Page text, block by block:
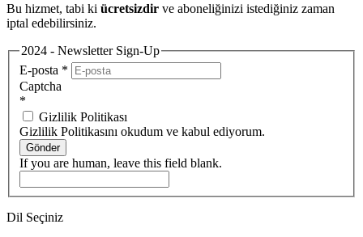
Bu hizmet, tabi ki ücretsizdir ve aboneliğinizi istediğiniz zaman
iptal edebilirsiniz.
2024 - Newsletter Sign-Up
E-posta *
Captcha
*
Gizlilik Politikası
Gizlilik Politikasını okudum ve kabul ediyorum.
Gönder
If you are human, leave this field blank.
Dil Seçiniz